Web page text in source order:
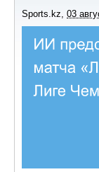
Sports.kz 03